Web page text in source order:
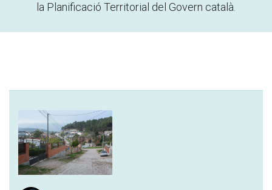
la Planificació Territorial del Govern català.